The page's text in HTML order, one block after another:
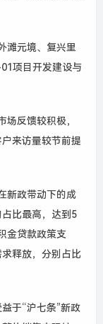
滩元境、复兴里
项目开发建设与
反馈较积极，
来访量较节前提
新政带动下的成
比最高，达到5
金贷款政策支
释放，分别占比
于“沪七条”新政